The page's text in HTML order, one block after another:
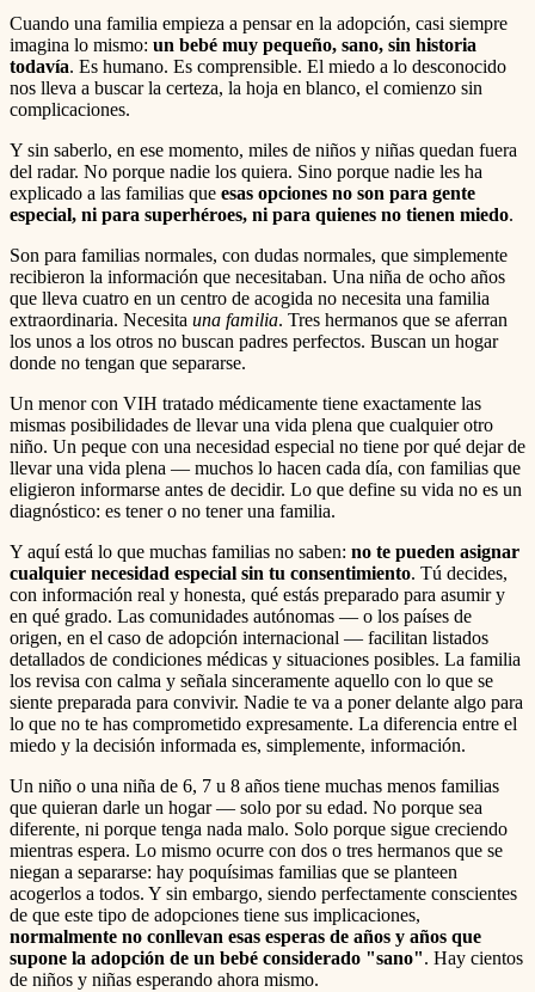
Cuando una familia empieza a pensar en la adopción, casi siempre
imagina lo mismo: un bebé muy pequeño, sano, sin historia
todavía. Es humano. Es comprensible. El miedo a lo desconocido
nos lleva a buscar la certeza, la hoja en blanco, el comienzo sin
complicaciones.
Y sin saberlo, en ese momento, miles de niños y niñas quedan fuera
del radar. No porque nadie los quiera. Sino porque nadie les ha
explicado a las familias que esas opciones no son para gente
especial, ni para superhéroes, ni para quienes no tienen miedo.
Son para familias normales, con dudas normales, que simplemente
recibieron la información que necesitaban. Una niña de ocho años
que lleva cuatro en un centro de acogida no necesita una familia
extraordinaria. Necesita una familia. Tres hermanos que se aferran
los unos a los otros no buscan padres perfectos. Buscan un hogar
donde no tengan que separarse.
Un menor con VIH tratado médicamente tiene exactamente las
mismas posibilidades de llevar una vida plena que cualquier otro
niño. Un peque con una necesidad especial no tiene por qué dejar de
llevar una vida plena — muchos lo hacen cada día, con familias que
eligieron informarse antes de decidir. Lo que define su vida no es un
diagnóstico: es tener o no tener una familia.
Y aquí está lo que muchas familias no saben: no te pueden asignar
cualquier necesidad especial sin tu consentimiento. Tú decides,
con información real y honesta, qué estás preparado para asumir y
en qué grado. Las comunidades autónomas — o los países de
origen, en el caso de adopción internacional — facilitan listados
detallados de condiciones médicas y situaciones posibles. La familia
los revisa con calma y señala sinceramente aquello con lo que se
siente preparada para convivir. Nadie te va a poner delante algo para
lo que no te has comprometido expresamente. La diferencia entre el
miedo y la decisión informada es, simplemente, información.
Un niño o una niña de 6, 7 u 8 años tiene muchas menos familias
que quieran darle un hogar — solo por su edad. No porque sea
diferente, ni porque tenga nada malo. Solo porque sigue creciendo
mientras espera. Lo mismo ocurre con dos o tres hermanos que se
niegan a separarse: hay poquísimas familias que se planteen
acogerlos a todos. Y sin embargo, siendo perfectamente conscientes
de que este tipo de adopciones tiene sus implicaciones,
normalmente no conllevan esas esperas de años y años que
supone la adopción de un bebé considerado "sano". Hay cientos
de niños y niñas esperando ahora mismo.